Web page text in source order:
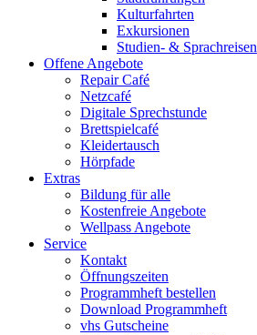
Kulturfahrten
Exkursionen
Studien- & Sprachreisen
Offene Angebote
Repair Café
Netzcafé
Digitale Sprechstunde
Brettspielcafé
Kleidertausch
Hörpfade
Extras
Bildung für alle
Kostenfreie Angebote
Wellpass Angebote
Service
Kontakt
Öffnungszeiten
Programmheft bestellen
Download Programmheft
vhs Gutscheine